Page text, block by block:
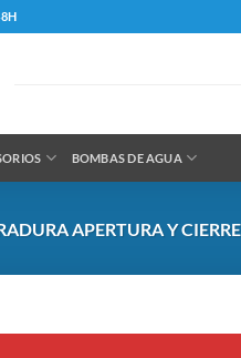
BOMBAS DE AGUA
APERTURA Y